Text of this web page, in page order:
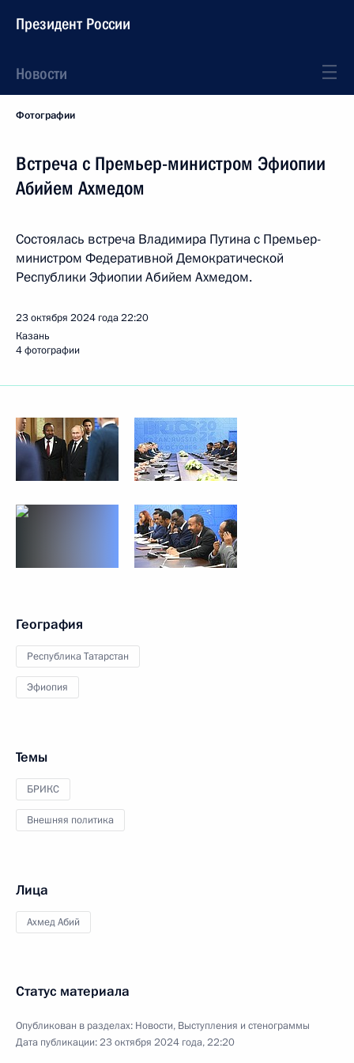
Президент России
Новости
Фотографии
Встреча с Премьер-министром Эфиопии
Абийем Ахмедом
Состоялась встреча Владимира Путина с Премьер-
министром Федеративной Демократической
Республики Эфиопии Абийем Ахмедом.
23 октября 2024 года22:20
Казань
4 фотографии
География
Республика Татарстан
Эфиопия
Темы
БРИКС
Внешняя политика
Лица
Ахмед Абий
Статус материала
Опубликован в разделах: Новости, Выступления и стенограммы
Дата публикации:23 октября 2024 года, 22:20